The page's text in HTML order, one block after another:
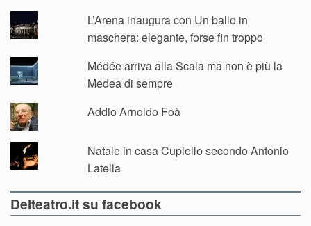
L’Arena inaugura con Un ballo in
maschera: elegante, forse fin troppo
Médée arriva alla Scala ma non è più la
Medea di sempre
Addio Arnoldo Foà
Natale in casa Cupiello secondo Antonio
Latella
Delteatro.it su facebook